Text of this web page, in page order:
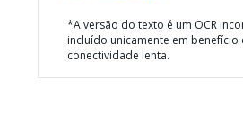
*A versão do texto é um OCR
incluído unicamente em benefício
conectividade lenta.